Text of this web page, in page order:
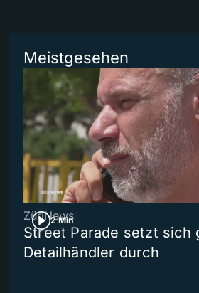
Meistgesehen
2 Min
ZüriNews
Street Parade setzt sich
Detailhändler durch